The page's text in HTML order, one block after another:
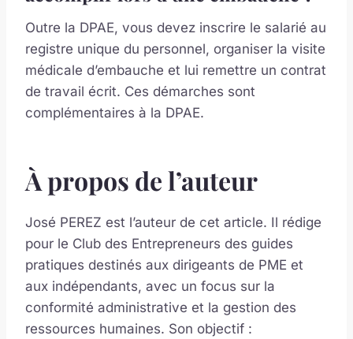
Outre la DPAE, vous devez inscrire le salarié au
registre unique du personnel, organiser la visite
médicale d’embauche et lui remettre un contrat
de travail écrit. Ces démarches sont
complémentaires à la DPAE.
À propos de l’auteur
José PEREZ est l’auteur de cet article. Il rédige
pour le Club des Entrepreneurs des guides
pratiques destinés aux dirigeants de PME et
aux indépendants, avec un focus sur la
conformité administrative et la gestion des
ressources humaines. Son objectif :